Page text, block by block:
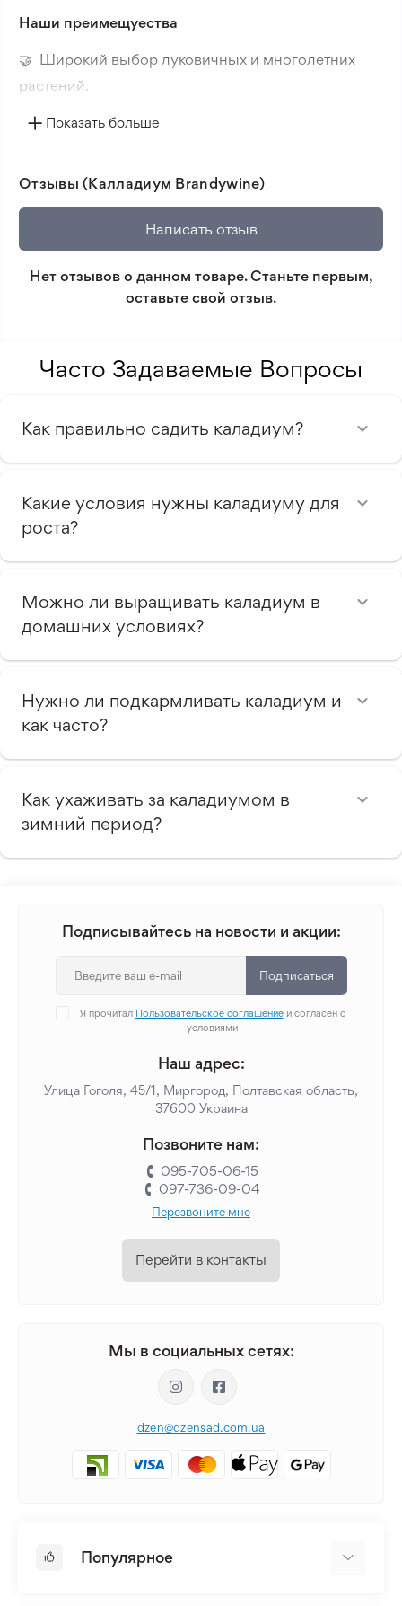
Место посадки
Солнечный свет
Растет в полутени,
Наши преимещуества
🤝 Широкий выбор луковичных и многолетних
растений.
🔥 Новые сорта. Интересные новинки каждого
товара и реального растения.
🛡️ Защита покупок. Возврат средств за товар,
который не соответствует ожиданиям. Согласно
условиям возврата.
Показать больше
Отзывы (Калладиум Brandywine)
Написать отзыв
Нет отзывов о данном товаре. Станьте первым,
оставьте свой отзыв.
Часто Задаваемые Вопросы
Как правильно садить каладиум?
Какие условия нужны каладиуму для
роста?
Можно ли выращивать каладиум в
домашних условиях?
Нужно ли подкармливать каладиум и
как часто?
Как ухаживать за каладиумом в
зимний период?
Подписывайтесь на новости и акции:
Подписаться
Я прочитал Пользовательское соглашениеи согласен с
условиями
Наш адрес:
Улица Гоголя, 45/1, Миргород, Полтавская область,
37600 Украина
Позвоните нам:
095-705-06-15
097-736-09-04
Перезвоните мне
Перейти в контакты
Мы в социальных сетях:
dzen@dzensad.com.ua
Популярное